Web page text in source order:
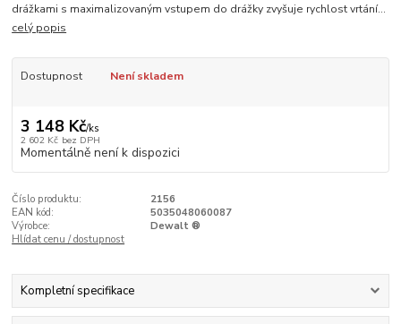
drážkami s maximalizovaným vstupem do drážky zvyšuje rychlost vrtání...
celý popis
Dostupnost Není skladem
3 148 Kč/ks
2 602 Kč bez DPH
Momentálně není k dispozici
Číslo produktu:
2156
EAN kód:
5035048060087
Výrobce:
Dewalt ®
Hlídat cenu / dostupnost
Kompletní specifikace